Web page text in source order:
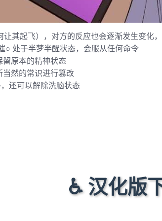
让其起飞），对方的反应也会逐渐发生变化
○ 处于半梦半醒状态，会服从任何命令
留原本的精神状态
然的常识进行篡改
还可以解除洗脑状态
♿ 汉化版